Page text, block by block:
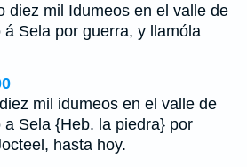
diez mil Idumeos en el valle de
á Sela por guerra, y llamóla
mil idumeos en el valle de
a Sela {Heb. la piedra} por
hasta hoy.